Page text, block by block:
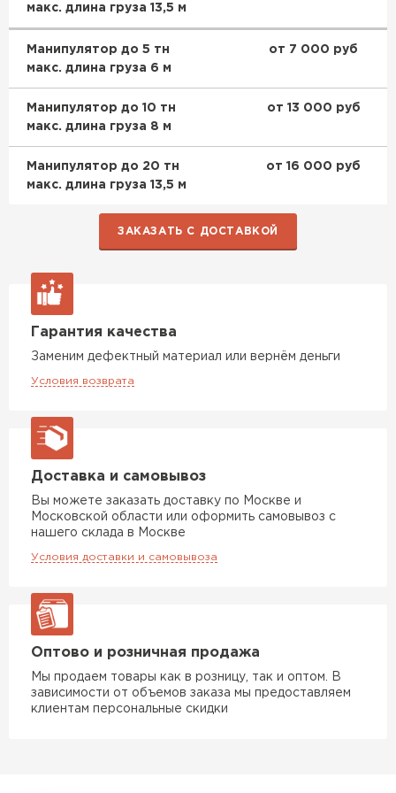
макс. длина груза 13,5 м
Манипулятор до 5 тн
макс. длина груза 6 м
от 7 000 руб
Манипулятор до 10 тн
макс. длина груза 8 м
от 13 000 руб
Манипулятор до 20 тн
макс. длина груза 13,5 м
от 16 000 руб
ЗАКАЗАТЬ С ДОСТАВКОЙ
Гарантия качества
Заменим дефектный материал или вернём деньги
Условия возврата
Доставка и самовывоз
Вы можете заказать доставку по Москве и
Московской области или оформить самовывоз с
нашего склада в Москве
Условия доставки и самовывоза
Оптово и розничная продажа
Мы продаем товары как в розницу, так и оптом. В
зависимости от объемов заказа мы предоставляем
клиентам персональные скидки
ПЕРЕЙТИ